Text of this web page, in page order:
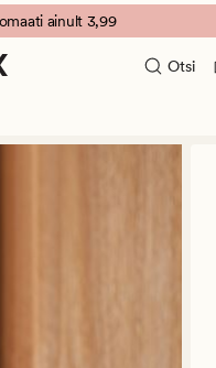
ainult 3,99
Otsi